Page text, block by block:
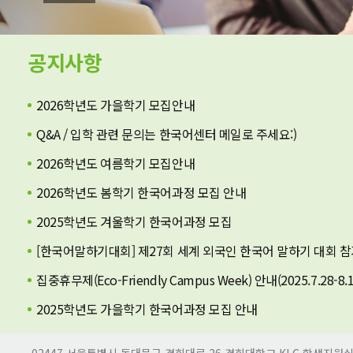
공지사항
2026학년도 가을학기 모집안내
Q&A / 입학 관련 문의는 한국어센터 메일로 주세요:)
2026학년도 여름학기 모집안내
2026학년도 봄학기 한국어과정 모집 안내
2025학년도 겨울학기 한국어과정 모집
[한국어말하기대회] 제27회 세계 외국인 한국어 말하기 대회
집중휴무제(Eco-Friendly Campus Week) 안내(2025.7.28-
2025학년도 가을학기 한국어과정 모집 안내